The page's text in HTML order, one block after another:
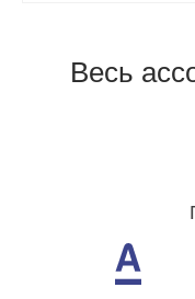
Весь